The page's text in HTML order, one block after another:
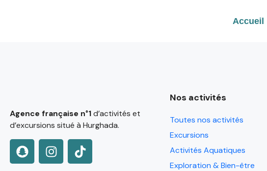
Accueil
Agence française n°1d’activités et
d’excursions situé à Hurghada.
Nos activités
Toutes nos activités
Excursions
Activités Aquatiques
Exploration & Bien-être